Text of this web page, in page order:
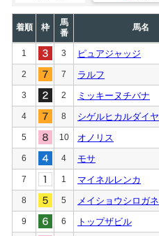
着順 枠
馬
番
馬名
1 3 ピュアジャッジ
2 7 ラルフ
3 2 ミッキーヌチバナ
4 8 シゲルヒカルダイヤ
5 10 オノリス
6 4 モサ
7 1 マイネルレンカ
8 5 メイショウシロガネ
9 6 トップザビル